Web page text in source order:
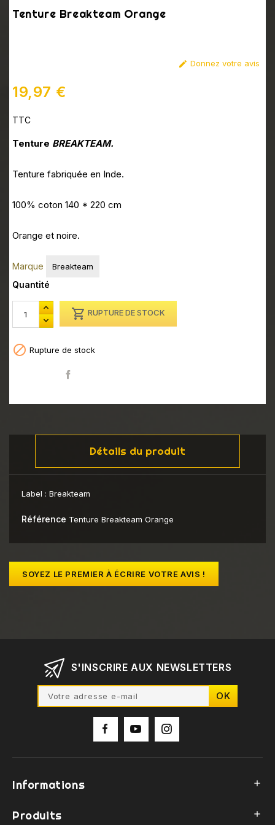
Tenture Breakteam Orange
 Donnez votre avis
19,97 €
TTC
Tenture BREAKTEAM.
Tenture fabriquée en Inde.
100% coton 140 * 220 cm
Orange et noire.
Marque Breakteam
Quantité
 RUPTURE DE STOCK
 Rupture de stock
Détails du produit
Label : Breakteam
Référence Tenture Breakteam Orange
SOYEZ LE PREMIER À ÉCRIRE VOTRE AVIS !
S'INSCRIRE AUX NEWSLETTERS
Informations 
Produits 